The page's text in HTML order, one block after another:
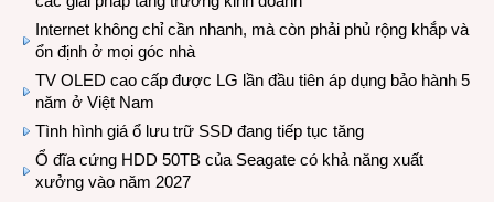
Internet không chỉ cần nhanh, mà còn phải phủ rộng khắp và
ổn định ở mọi góc nhà
TV OLED cao cấp được LG lần đầu tiên áp dụng bảo hành 5
năm ở Việt Nam
Tình hình giá ổ lưu trữ SSD đang tiếp tục tăng
Ổ đĩa cứng HDD 50TB của Seagate có khả năng xuất
xưởng vào năm 2027